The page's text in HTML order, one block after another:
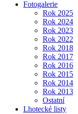
Fotogalerie
Rok 2025
Rok 2024
Rok 2023
Rok 2022
Rok 2018
Rok 2017
Rok 2016
Rok 2015
Rok 2014
Rok 2013
Ostatní
Lhotecké listy